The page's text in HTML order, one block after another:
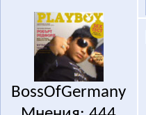
BossOfGermany